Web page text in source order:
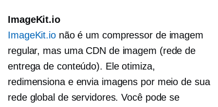
ImageKit.io
ImageKit.ionão é um compressor de imagem
regular, mas uma CDN de imagem (rede de
entrega de conteúdo). Ele otimiza,
redimensiona e envia imagens por meio de sua
rede global de servidores. Você pode se